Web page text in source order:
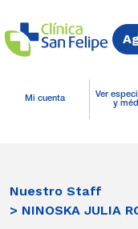
Mi cuenta
Ver
y
Nuestro Staff
> NINOSKA JULIA